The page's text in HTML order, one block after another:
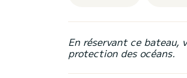
En réservant ce bateau,
protection des océans.